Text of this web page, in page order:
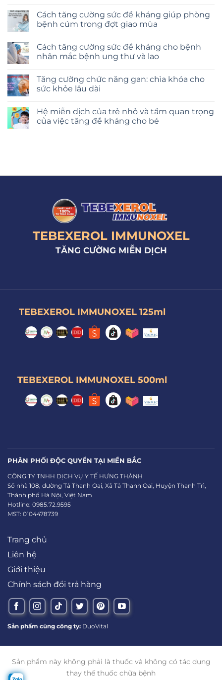
Cách tăng cường sức đề kháng giúp phòng
bệnh cúm trong đợt giao mùa
Cách tăng cường sức đề kháng cho bệnh
nhân mắc bệnh ung thư và lao
Tăng cường chức năng gan: chìa khóa cho
sức khỏe lâu dài
Hệ miễn dịch của trẻ nhỏ và tầm quan trọng
của việc tăng đề kháng cho bé
TEBEXEROL IMMUNOXEL
TĂNG CƯỜNG MIỄN DỊCH
TEBEXEROL IMMUNOXEL 125ml
TEBEXEROL IMMUNOXEL 500ml
PHÂN PHỐI ĐỘC QUYỀN TẠI MIỀN BẮC
CÔNG TY TNHH DỊCH VỤ Y TẾ HƯNG THÀNH
Số nhà 108, đường Tả Thanh Oai, Xã Tả Thanh Oai, Huyện Thanh Trì,
Thành phố Hà Nội, Việt Nam
Hotline: 0985.72.9595
MST: 0104478739
Trang chủ
Liên hệ
Giới thiệu
Chính sách đổi trả hàng
Sản phẩm cùng công ty: DuoVital
Sản phẩm này không phải là thuốc và không có tác dụng
thay thế thuốc chữa bệnh